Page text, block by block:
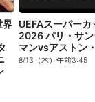
界
UEFAスーパーカ
2026 パリ・サ
マンvsアストン
8/13（木）午前3:45